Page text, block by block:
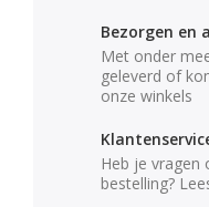
Bezorgen en
Met onder
geleverd of
onze winkels
Heb je vragen
bestelling?